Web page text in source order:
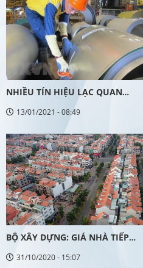
NHIỀU TÍN HIỆU LẠC QUAN
CHO CỔ PHIẾU NGÀNH THÉP
13/01/2021 - 08:49
BỘ XÂY DỰNG: GIÁ NHÀ TIẾP
TỤC TĂNG
31/10/2020 - 15:07